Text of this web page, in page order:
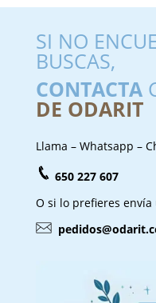
SI NO
BUSCAS,
CONTACTA
DE ODARIT
Llama – Whatsapp –
650 227 607
O si lo prefieres envía